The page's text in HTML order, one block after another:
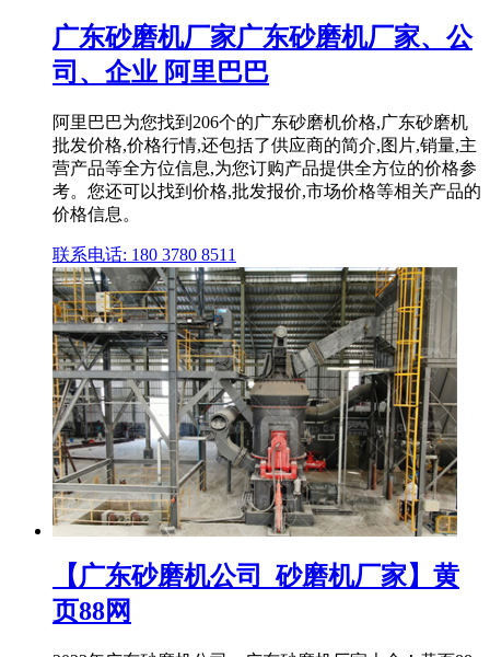
广东砂磨机厂家广东砂磨机厂家、公
司、企业 阿里巴巴
阿里巴巴为您找到206个的广东砂磨机价格,广东砂磨机
批发价格,价格行情,还包括了供应商的简介,图片,销量,主
营产品等全方位信息,为您订购产品提供全方位的价格参
考。您还可以找到价格,批发报价,市场价格等相关产品的
价格信息。
联系电话: 180 3780 8511
【广东砂磨机公司_砂磨机厂家】黄
页88网